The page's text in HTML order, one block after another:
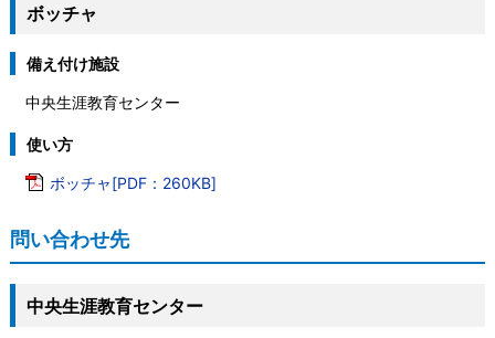
ボッチャ
備え付け施設
中央生涯教育センター
使い方
ボッチャ[PDF：260KB]
問い合わせ先
中央生涯教育センター